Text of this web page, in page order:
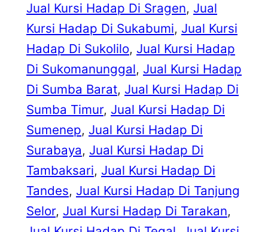
Jual Kursi Hadap Di Sragen, Jual
Kursi Hadap Di Sukabumi, Jual Kursi
Hadap Di Sukolilo, Jual Kursi Hadap
Di Sukomanunggal, Jual Kursi Hadap
Di Sumba Barat, Jual Kursi Hadap Di
Sumba Timur, Jual Kursi Hadap Di
Sumenep, Jual Kursi Hadap Di
Surabaya, Jual Kursi Hadap Di
Tambaksari, Jual Kursi Hadap Di
Tandes, Jual Kursi Hadap Di Tanjung
Selor, Jual Kursi Hadap Di Tarakan